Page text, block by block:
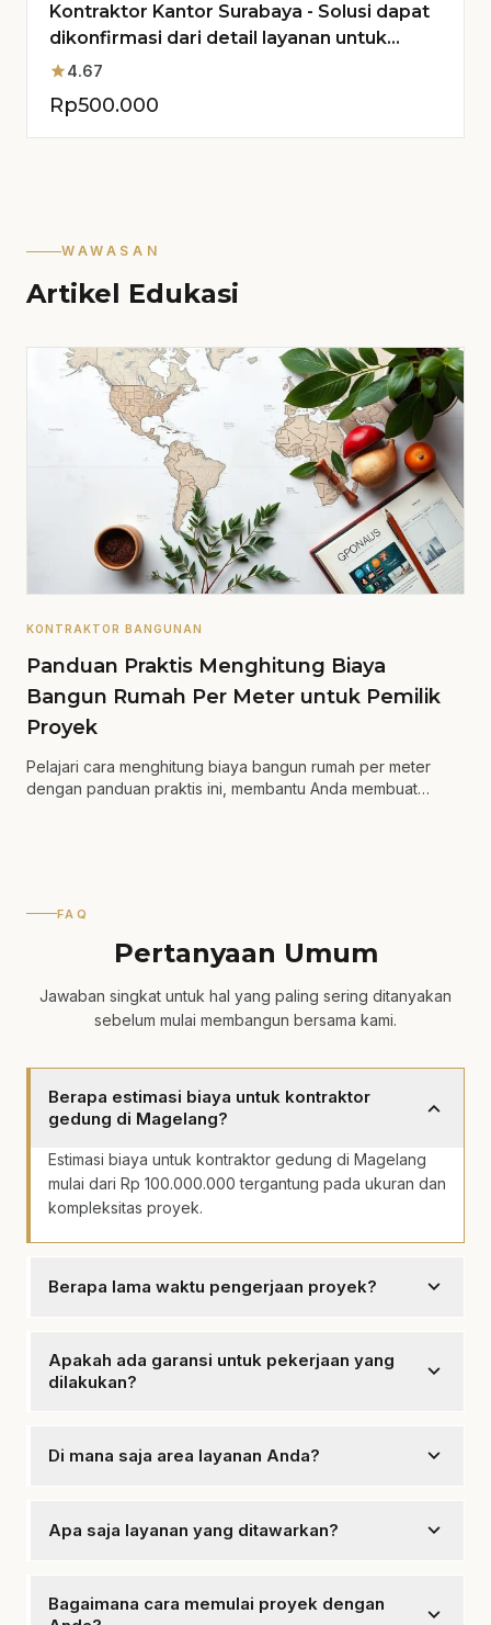
Kontraktor Kantor Surabaya - Solusi dapat
dikonfirmasi dari detail layanan untuk
Proyek Anda
star4.67
Rp500.000
WAWASAN
Artikel Edukasi
KONTRAKTOR BANGUNAN
Panduan Praktis Menghitung Biaya
Bangun Rumah Per Meter untuk Pemilik
Proyek
Pelajari cara menghitung biaya bangun rumah per meter
dengan panduan praktis ini, membantu Anda membuat
FAQ
Pertanyaan Umum
Jawaban singkat untuk hal yang paling sering ditanyakan
sebelum mulai membangun bersama kami.
Berapa estimasi biaya untuk kontraktor
gedung di Magelang?
expand_more
Estimasi biaya untuk kontraktor gedung di Magelang
mulai dari Rp 100.000.000 tergantung pada ukuran dan
kompleksitas proyek.
Berapa lama waktu pengerjaan proyek? expand_more
3 hingga 6 bulan tergantung pada jenis proyek.
Apakah ada garansi untuk pekerjaan yang
dilakukan?
expand_more
kami lakukan.
Di mana saja area layanan Anda? expand_more
termasuk Salaman dan Mertoyudan.
Apa saja layanan yang ditawarkan? expand_more
renovasi, dan konsultasi konstruksi.
Bagaimana cara memulai proyek dengan
expand_more